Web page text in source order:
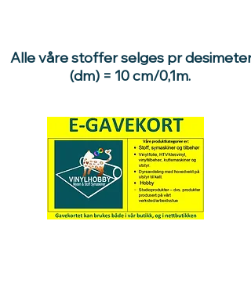
Alle våre stoffer selges pr desimeter
(dm) = 10 cm/0,1m.